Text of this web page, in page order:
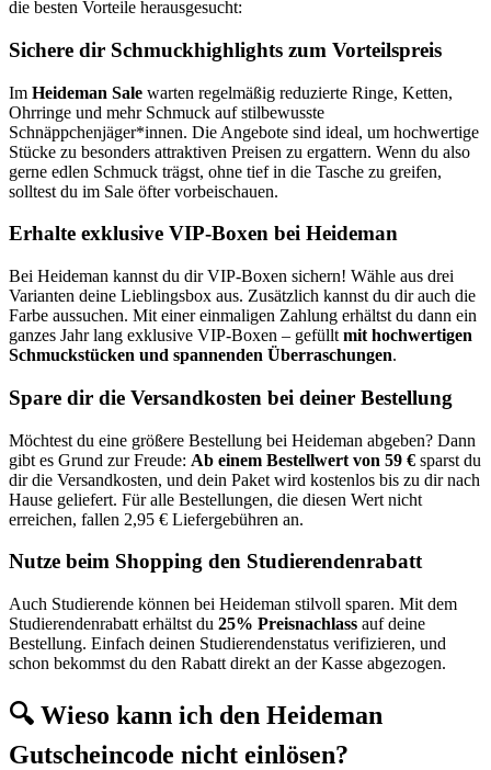
die besten Vorteile herausgesucht:
Sichere dir Schmuckhighlights zum Vorteilspreis
Im Heideman Sale warten regelmäßig reduzierte Ringe, Ketten,
Ohrringe und mehr Schmuck auf stilbewusste
Schnäppchenjäger*innen. Die Angebote sind ideal, um hochwertige
Stücke zu besonders attraktiven Preisen zu ergattern. Wenn du also
gerne edlen Schmuck trägst, ohne tief in die Tasche zu greifen,
solltest du im Sale öfter vorbeischauen.
Erhalte exklusive VIP-Boxen bei Heideman
Bei Heideman kannst du dir VIP-Boxen sichern! Wähle aus drei
Varianten deine Lieblingsbox aus. Zusätzlich kannst du dir auch die
Farbe aussuchen. Mit einer einmaligen Zahlung erhältst du dann ein
ganzes Jahr lang exklusive VIP-Boxen – gefüllt mit hochwertigen
Schmuckstücken und spannenden Überraschungen.
Spare dir die Versandkosten bei deiner Bestellung
Möchtest du eine größere Bestellung bei Heideman abgeben? Dann
gibt es Grund zur Freude: Ab einem Bestellwert von 59 € sparst du
dir die Versandkosten, und dein Paket wird kostenlos bis zu dir nach
Hause geliefert. Für alle Bestellungen, die diesen Wert nicht
erreichen, fallen 2,95 € Liefergebühren an.
Nutze beim Shopping den Studierendenrabatt
Auch Studierende können bei Heideman stilvoll sparen. Mit dem
Studierendenrabatt erhältst du 25% Preisnachlass auf deine
Bestellung. Einfach deinen Studierendenstatus verifizieren, und
schon bekommst du den Rabatt direkt an der Kasse abgezogen.
🔍 Wieso kann ich den Heideman
Gutscheincode nicht einlösen?